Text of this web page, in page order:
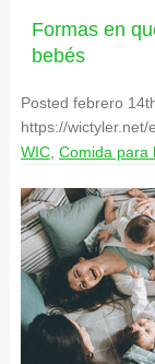
Formas en
bebés
Posted febrero
https://wictyler.net/
WIC, Comida para